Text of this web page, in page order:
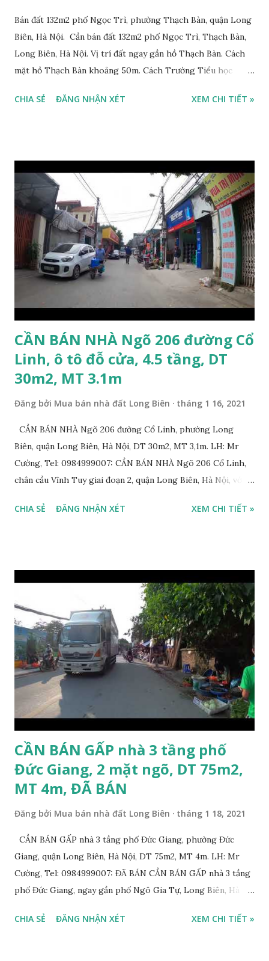
Bán đất 132m2 phố Ngọc Trì, phường Thạch Bàn, quận Long
Biên, Hà Nội. Cần bán đất 132m2 phố Ngọc Trì, Thạch Bàn,
Long Biên, Hà Nội. Vị trí đất ngay gần hồ Thạch Bàn. Cách
mặt hồ Thạch Bàn khoảng 50m. Cách Trường Tiểu học
30m, phía trước mặt thoáng. Cách mặt đường Cổ Linh
ngõ thông, đường trải nhựa, 2 ô tô tránh nhau. Đường và vỉa
hè rộng 6m. Đất thổ cư, diện tích mặt bằng 132m2, mặt tiền
8m. Hướng: Đông, pháp lý: sổ đỏ chính chủ. Giá bán: 9.5 tỷ,
có thương lượng với khách thiện chí mua. Quý khách hàng
có nhu cầu mua đất 132m2 phố Ngọc Trì, Thạch Bàn. Vui
lòng liên hệ: Mr Nguyễn Thế Cường, Tel: 0984.999.007 –
0915.383.393. Miễn môi giới và Quảng cáo trực tuyến
CHIA SẺ ĐĂNG NHẬN XÉT XEM CHI TIẾT »
CẦN BÁN NHÀ Ngõ 206 đường Cổ
Linh, ô tô đỗ cửa, 4.5 tầng, DT
30m2, MT 3.1m
Đăng bởi Mua bán nhà đất Long Biên tháng 1 16, 2021
CẦN BÁN NHÀ Ngõ 206 đường Cổ Linh, phường Long
Biên, quận Long Biên, Hà Nội, DT 30m2, MT 3,1m. LH: Mr
Cường, Tel: 0984999007: CẦN BÁN NHÀ Ngõ 206 Cổ Linh,
chân cầu Vĩnh Tuy giai đoạn 2, quận Long Biên, Hà Nội, với
Cổ Linh, ngõ trước nhà rộng 5m, ô tô để trước nhà được; *
lý: sổ đỏ chính chủ; * Giá bán: 3,1 tỷ, có thương lượng với
khách thiện chí mua nhanh trước Tết Âm lịch; Thông tin
tiện ích xung quanh nhà Ngõ 206 đường Cổ Linh cần bán
trước Tết Âm lịch; * Nhà nằm trong ngõ 206 đường Cổ Linh,
trước nhà là khoảng sân rộng ô tô đỗ cửa; * Cách chợ tạm
cuối ngõ 206 Cổ Linh khoảng 50m; * Cách mặt đường Cổ
Linh khoảng 150m; * Cách siêu thị Aeon Mall Long Biên
khoảng 200m; * Cách chân cầu Vĩnh Tuy khoảng 300m; *
Cách Trường Tiểu học Đoàn Kết, Trường cấ...
CHIA SẺ ĐĂNG NHẬN XÉT XEM CHI TIẾT »
CẦN BÁN GẤP nhà 3 tầng phố
Đức Giang, 2 mặt ngõ, DT 75m2,
MT 4m, ĐÃ BÁN
Đăng bởi Mua bán nhà đất Long Biên tháng 1 18, 2021
CẦN BÁN GẤP nhà 3 tầng phố Đức Giang, phường Đức
Giang, quận Long Biên, Hà Nội, DT 75m2, MT 4m. LH: Mr
Cường, Tel: 0984999007: ĐÃ BÁN CẦN BÁN GẤP nhà 3 tầng
phố Đức Giang, ngay gần phố Ngô Gia Tự, Long Biên, Hà
2011, diện tích: 75m2, mặt tiền 4m, 2 mặt đường trước sau
CHIA SẺ ĐĂNG NHẬN XÉT XEM CHI TIẾT »